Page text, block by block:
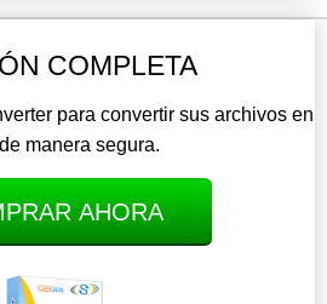
COMPLETA
para convertir sus archivos en
manera segura.
AHORA